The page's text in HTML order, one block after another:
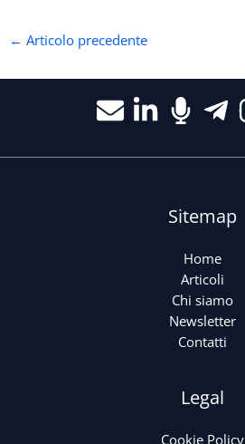
← Articolo precedente
Sitemap
Home
Articoli
Chi siamo
Newsletter
Contatti
Legal
Cookie Policy